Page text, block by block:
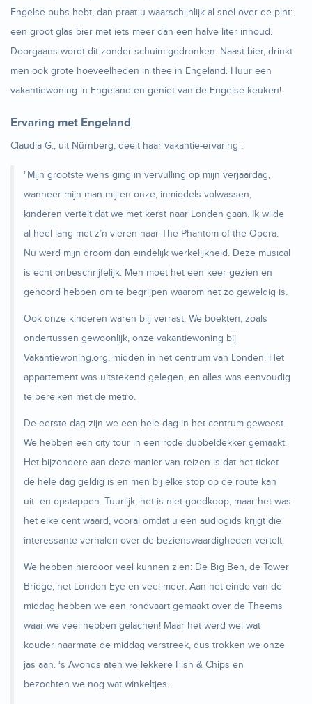
Engelse pubs hebt, dan praat u waarschijnlijk al snel over de pint:
een groot glas bier met iets meer dan een halve liter inhoud.
Doorgaans wordt dit zonder schuim gedronken. Naast bier, drinkt
men ook grote hoeveelheden in thee in Engeland. Huur een
vakantiewoning in Engeland en geniet van de Engelse keuken!
Ervaring met Engeland
Claudia G., uit Nürnberg, deelt haar vakantie-ervaring :
"Mijn grootste wens ging in vervulling op mijn verjaardag,
wanneer mijn man mij en onze, inmiddels volwassen,
kinderen vertelt dat we met kerst naar Londen gaan. Ik wilde
al heel lang met z’n vieren naar The Phantom of the Opera.
Nu werd mijn droom dan eindelijk werkelijkheid. Deze musical
is echt onbeschrijfelijk. Men moet het een keer gezien en
gehoord hebben om te begrijpen waarom het zo geweldig is.
Ook onze kinderen waren blij verrast. We boekten, zoals
ondertussen gewoonlijk, onze vakantiewoning bij
Vakantiewoning.org, midden in het centrum van Londen. Het
appartement was uitstekend gelegen, en alles was eenvoudig
te bereiken met de metro.
De eerste dag zijn we een hele dag in het centrum geweest.
We hebben een city tour in een rode dubbeldekker gemaakt.
Het bijzondere aan deze manier van reizen is dat het ticket
de hele dag geldig is en men bij elke stop op de route kan
uit- en opstappen. Tuurlijk, het is niet goedkoop, maar het was
het elke cent waard, vooral omdat u een audiogids krijgt die
interessante verhalen over de bezienswaardigheden vertelt.
We hebben hierdoor veel kunnen zien: De Big Ben, de Tower
Bridge, het London Eye en veel meer. Aan het einde van de
middag hebben we een rondvaart gemaakt over de Theems
waar we veel hebben gelachen! Maar het werd wel wat
kouder naarmate de middag verstreek, dus trokken we onze
jas aan. ‘s Avonds aten we lekkere Fish & Chips en
bezochten we nog wat winkeltjes.